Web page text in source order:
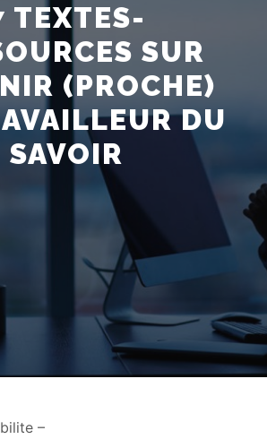
TEXTES-
SUR
(PROCHE)
DU
SAVOIR
–